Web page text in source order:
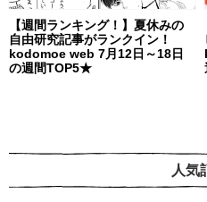
【週間ランキング！】夏休みの
自由研究記事がランクイン！
kodomoe web 7月12日～18日
の週間TOP5★
人気